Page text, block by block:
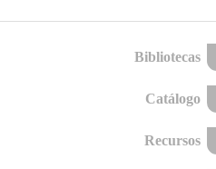
Bibliotecas
Catálogo
Recursos